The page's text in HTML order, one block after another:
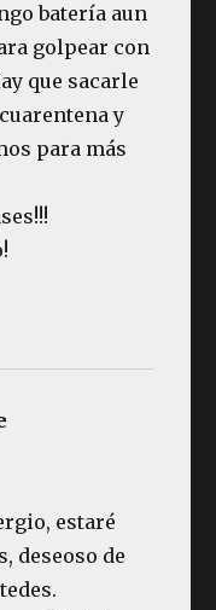
batería aun
golpear con
que sacarle
y
para más
estaré
deseoso de